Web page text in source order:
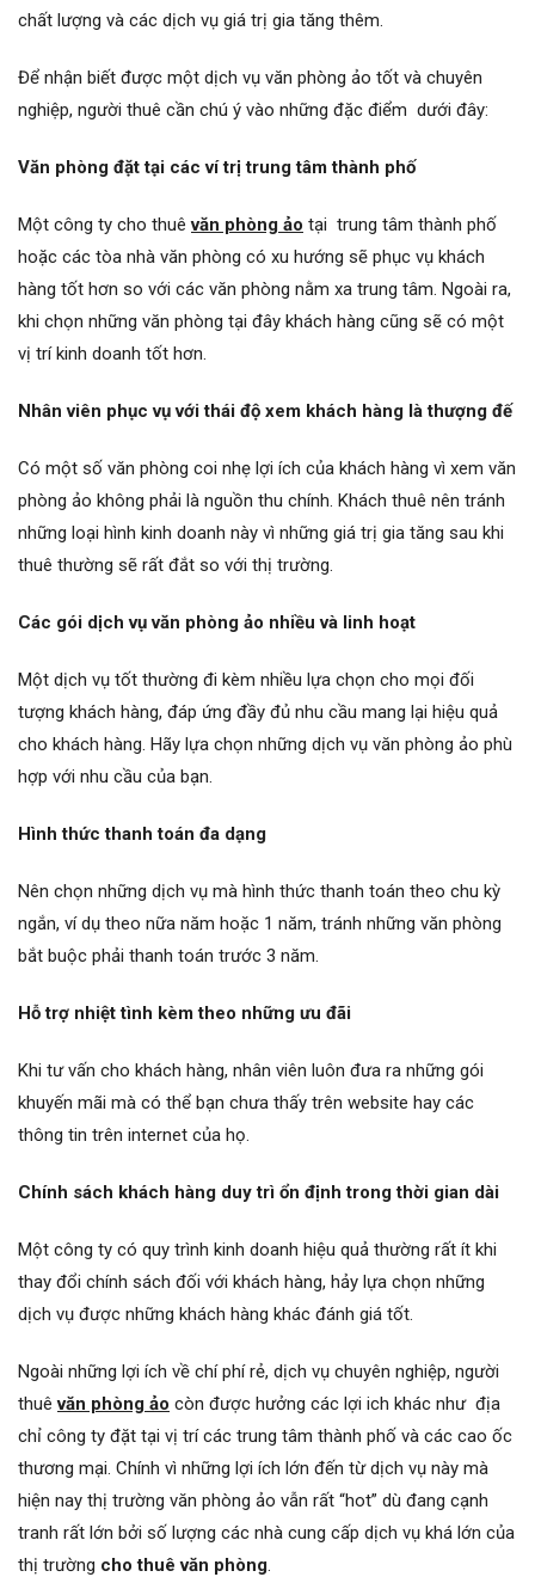
chất lượng và các dịch vụ giá trị gia tăng thêm.
Để nhận biết được một dịch vụ văn phòng ảo tốt và chuyên
nghiệp, người thuê cần chú ý vào những đặc điểm dưới đây:
Văn phòng đặt tại các ví trị trung tâm thành phố
Một công ty cho thuêvăn phòng ảo tại trung tâm thành phố
hoặc các tòa nhà văn phòng có xu hướng sẽ phục vụ khách
hàng tốt hơn so với các văn phòng nằm xa trung tâm. Ngoài ra,
khi chọn những văn phòng tại đây khách hàng cũng sẽ có một
vị trí kinh doanh tốt hơn.
Nhân viên phục vụ với thái độ xem khách hàng là thượng đế
Có một số văn phòng coi nhẹ lợi ích của khách hàng vì xem văn
phòng ảo không phải là nguồn thu chính. Khách thuê nên tránh
những loại hình kinh doanh này vì những giá trị gia tăng sau khi
thuê thường sẽ rất đắt so với thị trường.
Các gói dịch vụ văn phòng ảo nhiều và linh hoạt
Một dịch vụ tốt thường đi kèm nhiều lựa chọn cho mọi đối
tượng khách hàng, đáp ứng đầy đủ nhu cầu mang lại hiệu quả
cho khách hàng. Hãy lựa chọn những dịch vụ văn phòng ảo phù
hợp với nhu cầu của bạn.
Hình thức thanh toán đa dạng
Nên chọn những dịch vụ mà hình thức thanh toán theo chu kỳ
ngắn, ví dụ theo nữa năm hoặc 1 năm, tránh những văn phòng
bắt buộc phải thanh toán trước 3 năm.
Hỗ trợ nhiệt tình kèm theo những ưu đãi
Khi tư vấn cho khách hàng, nhân viên luôn đưa ra những gói
khuyến mãi mà có thể bạn chưa thấy trên website hay các
thông tin trên internet của họ.
Chính sách khách hàng duy trì ổn định trong thời gian dài
Một công ty có quy trình kinh doanh hiệu quả thường rất ít khi
thay đổi chính sách đối với khách hàng, hảy lựa chọn những
dịch vụ được những khách hàng khác đánh giá tốt.
Ngoài những lợi ích về chí phí rẻ, dịch vụ chuyên nghiệp, người
thuêvăn phòng ảo còn được hưởng các lợi ich khác như địa
chỉ công ty đặt tại vị trí các trung tâm thành phố và các cao ốc
thương mại. Chính vì những lợi ích lớn đến từ dịch vụ này mà
hiện nay thị trường văn phòng ảo vẫn rất “hot” dù đang cạnh
tranh rất lớn bởi số lượng các nhà cung cấp dịch vụ khá lớn của
thị trường cho thuê văn phòng